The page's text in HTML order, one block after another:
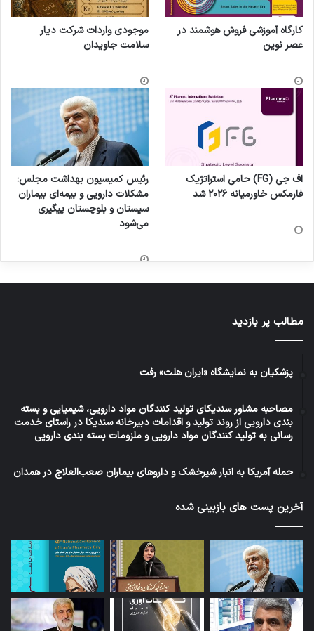
تا اينجا عمده توليد به منظور تأمين كود شيميايي و
مصارف بسيار عظيم كشاورزي بود و حاشيه هاي
مؤثره دارويي كلريد پتاسيم، سولفات پتاسيم،
فسفات (مونو بازيك، دي بازيك)، از اين ماده اوليه
كه توليد آن را در زنجيره هاي قبلي بررسي كرديم، چه
اتفاقي مي افتد.
شركت هاي بهان سار و شيمي دارويي تبريز، افتخار
معدني كشور، از جمله املاح پتاسيم را دارند.
ماده اوليه پتاسيم كلرايد در سنتزهاي متعدد، به
املاح فوق الاشاره تبديل و پس از حصول نتايج ذي
قيمت كيفي، در فرآيندي منطبق با اصول GMP،
کارگاه آموزشی فروش هوشمند در
عصر نوین
موجودی واردات شرکت دیار
سلامت جاویدان
اف جی (FG) حامی استراتژیک
فارمکس خاورمیانه ۲۰۲۶ شد
رئیس کمیسیون بهداشت مجلس:
مشکلات دارویی و بیمه‌ای بیماران
سیستان و بلوچستان پیگیری
می‌شود
مطالب پر بازدید
پزشکیان به نمایشگاه «ایران هلث» رفت
مصاحبه مشاور سندیکای تولید کنندگان مواد دارویی، شیمیایی و بسته
بندی دارویی از روند تولید و اقدامات دبیرخانه سندیکا در راستای خدمت
رسانی به تولید کنندگان مواد دارویی و ملزومات بسته بندی دارویی
حمله آمریکا به انبار شیرخشک و داروهای بیماران صعب‌العلاج در همدان
آخرین پست های بازبینی شده